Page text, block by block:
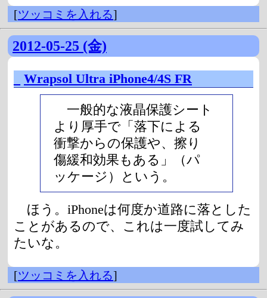
[ツッコミを入れる]
2012-05-25 (金)
Wrapsol Ultra iPhone4/4S FR
一般的な液晶保護シート
より厚手で「落下による
衝撃からの保護や、擦り
傷緩和効果もある」（パ
ッケージ）という。
ほう。iPhoneは何度か道路に落とした
ことがあるので、これは一度試してみ
たいな。
[ツッコミを入れる]